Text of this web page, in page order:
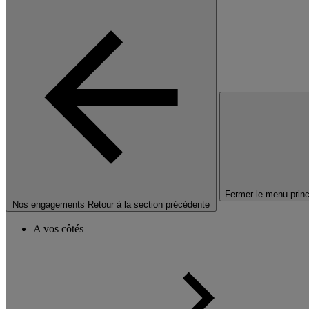
Nos engagements Retour à la section précédente
Fermer le menu
A vos côtés